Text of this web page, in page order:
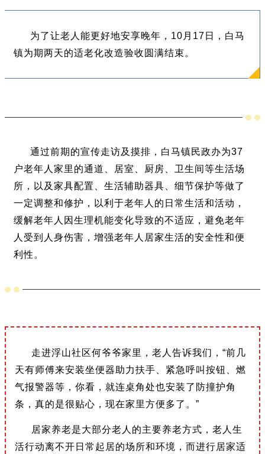
为了让老人能更好地安享晚年，10月17日，白马
镇为期两天的适老化改造验收圆满结束。
通过前期的宣传走访及摸排，白马镇民政办为37
户老年人家里的通道、居室、厨房、卫生间等生活场
所，以及家具配置、生活辅助器具、细节保护等做了
一定调整和修护，以利于老年人的日常生活和活动，
缓解老年人因生理机能变化导致的不适应，避免老年
人受到人身伤害，增强老年人居家生活的安全性和便
利性。
走进浮山社区何爷爷家里，老人告诉我们，“前几
天有师傅来安装坐便器助力扶手、紧急呼叫按钮、燃
气报警器等，你看，就连桌角处也安装了防撞护角
条，真的是很贴心，现在家里方便多了。”
居家养老是大部分老人的主要养老方式，老人生
活行动离不开日常起居的场所和环境，而进行居家适